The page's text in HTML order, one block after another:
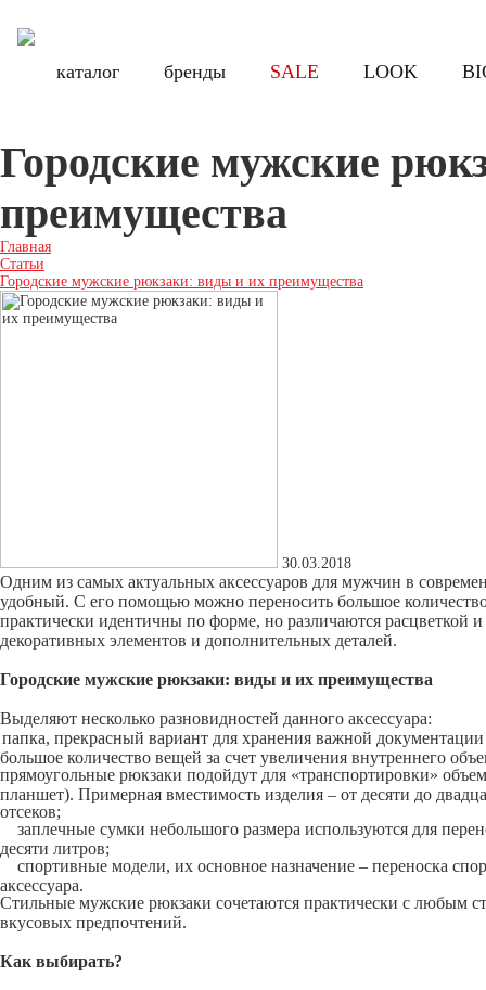
каталог бренды SALE LOOK
каталог бренды SALE LOOK
Городские мужские
преимущества
Главная
Статьи
Городские мужские рюкзаки: виды и их преимущества
30.03.2018
Одним из самых актуальных аксессуаров для мужчин в
удобный. С его помощью можно переносить большое
практически идентичны по форме, но различаются расцветкой
декоративных элементов и дополнительных деталей.
Городские мужские рюкзаки: виды и их преимущества
Выделяют несколько разновидностей данного аксессуара:
папка, прекрасный вариант для хранения важной
большое количество вещей за счет увеличения внутреннего
прямоугольные рюкзаки подойдут для «транспортировки»
планшет). Примерная вместимость изделия – от десяти до
отсеков;
заплечные сумки небольшого размера используются для
десяти литров;
спортивные модели, их основное назначение – переноска
аксессуара.
Стильные мужские рюкзаки сочетаются практически с любым
вкусовых предпочтений.
Как выбирать?